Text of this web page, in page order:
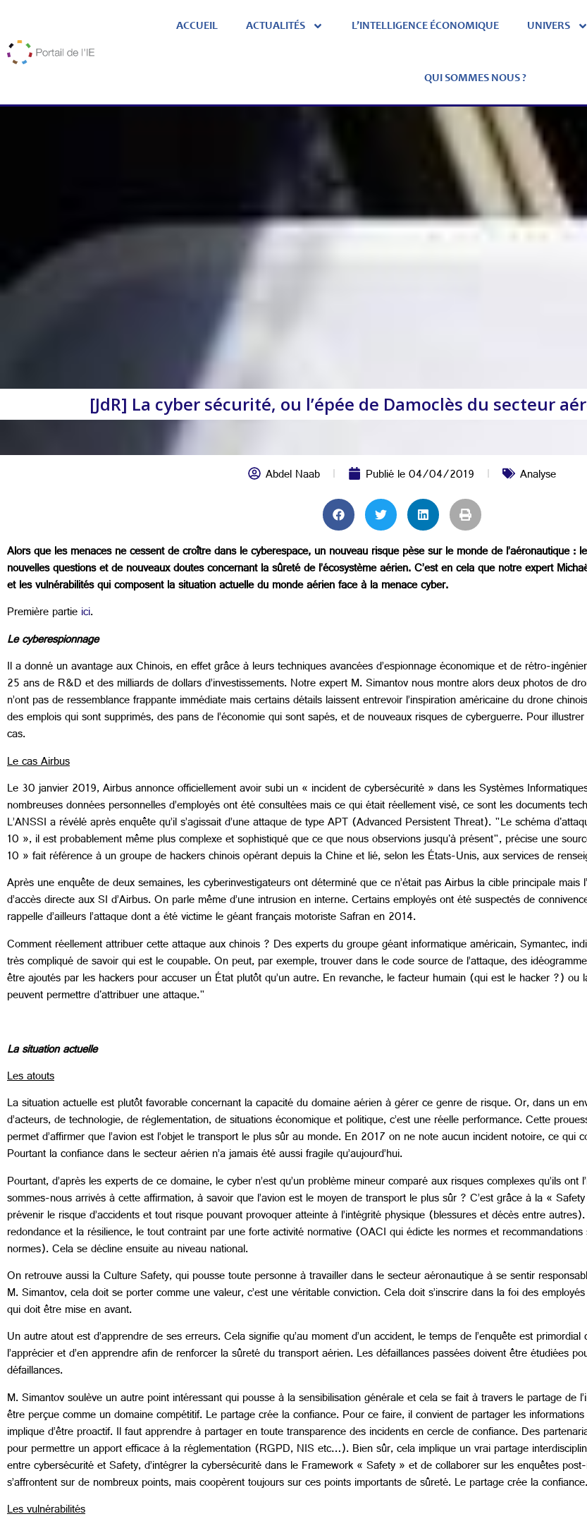
ACCUEIL ACTUALITÉS L’INTELLIGENCE ÉCONOMIQUE UNIVERS
QUI SOMMES NOUS ?
[JdR] La cyber sécurité, ou l’épée de Damoclès du secteur
Abdel Naab Publié le04/04/2019 Analyse
Alors que les menaces ne cessent de croître dans le cyberespace, un nouveau risque pèse sur le monde de l’aéronautique :
nouvelles questions et de nouveaux doutes concernant la sûreté de l’écosystème aérien. C’est en cela que notre expert
et les vulnérabilités qui composent la situation actuelle du monde aérien face à la menace cyber.
Première partieici.
Le cyberespionnage
Il a donné un avantage aux Chinois, en effet grâce à leurs techniques avancées d’espionnage économique et de rétro-
25 ans de R&D et des milliards de dollars d’investissements. Notre expert M. Simantov nous montre alors deux photos de
n’ont pas de ressemblance frappante immédiate mais certains détails laissent entrevoir l’inspiration américaine du drone
des emplois qui sont supprimés, des pans de l’économie qui sont sapés, et de nouveaux risques de cyberguerre. Pour
cas.
Le cas Airbus
Le 30 janvier 2019, Airbus annonce officiellement avoir subi un « incident de cybersécurité » dans les Systèmes
nombreuses données personnelles d’employés ont été consultées mais ce qui était réellement visé, ce sont les documents
L’ANSSI a révélé après enquête qu’il s’agissait d’une attaque de type APT (Advanced Persistent Threat). "Le schéma
10 », il est probablement même plus complexe et sophistiqué que ce que nous observions jusqu'à présent", précise une
10 » fait référence à un groupe de hackers chinois opérant depuis la Chine et lié, selon les États-Unis, aux services de
Après une enquête de deux semaines, les cyberinvestigateurs ont déterminé que ce n’était pas Airbus la cible principale
d’accès directe aux SI d’Airbus. On parle même d’une intrusion en interne. Certains employés ont été suspectés de
rappelle d’ailleurs l’attaque dont a été victime le géant français motoriste Safran en 2014.
Comment réellement attribuer cette attaque aux chinois ? Des experts du groupe géant informatique américain, Symantec,
très compliqué de savoir qui est le coupable. On peut, par exemple, trouver dans le code source de l’attaque, des
être ajoutés par les hackers pour accuser un État plutôt qu’un autre. En revanche, le facteur humain (qui est le hacker ?) ou
peuvent permettre d'attribuer une attaque."
La situation actuelle
Les atouts
La situation actuelle est plutôt favorable concernant la capacité du domaine aérien à gérer ce genre de risque. Or, dans un
d’acteurs, de technologie, de réglementation, de situations économique et politique, c’est une réelle performance. Cette
permet d’affirmer que l’avion est l’objet le transport le plus sûr au monde. En 2017 on ne note aucun incident notoire, ce
Pourtant la confiance dans le secteur aérien n’a jamais été aussi fragile qu’aujourd’hui.
Pourtant, d’après les experts de ce domaine, le cyber n’est qu’un problème mineur comparé aux risques complexes qu’ils
sommes-nous arrivés à cette affirmation, à savoir que l’avion est le moyen de transport le plus sûr ? C’est grâce à la «
prévenir le risque d’accidents et tout risque pouvant provoquer atteinte à l’intégrité physique (blessures et décès entre
redondance et la résilience, le tout contraint par une forte activité normative (OACI qui édicte les normes et
normes). Cela se décline ensuite au niveau national.
On retrouve aussi la Culture Safety, qui pousse toute personne à travailler dans le secteur aéronautique à se sentir
M. Simantov, cela doit se porter comme une valeur, c’est une véritable conviction. Cela doit s’inscrire dans la foi des
qui doit être mise en avant.
Un autre atout est d’apprendre de ses erreurs. Cela signifie qu’au moment d’un accident, le temps de l’enquête est
l’apprécier et d’en apprendre afin de renforcer la sûreté du transport aérien. Les défaillances passées doivent être étudiées
défaillances.
M. Simantov soulève un autre point intéressant qui pousse à la sensibilisation générale et cela se fait à travers le partage de
être perçue comme un domaine compétitif. Le partage crée la confiance. Pour ce faire, il convient de partager les
implique d’être proactif. Il faut apprendre à partager en toute transparence des incidents en cercle de confiance. Des
pour permettre un apport efficace à la réglementation (RGPD, NIS etc…). Bien sûr, cela implique un vrai partage
entre cybersécurité et Safety, d’intégrer la cybersécurité dans le Framework « Safety » et de collaborer sur les enquêtes
s’affrontent sur de nombreux points, mais coopèrent toujours sur ces points importants de sûreté. Le partage crée la confiance.
Les vulnérabilités